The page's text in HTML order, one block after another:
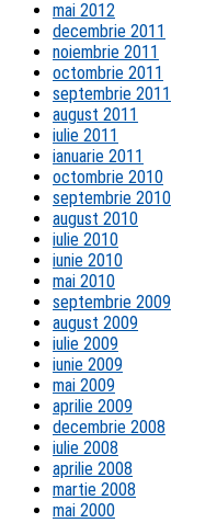
mai 2012
decembrie 2011
noiembrie 2011
octombrie 2011
septembrie 2011
august 2011
iulie 2011
ianuarie 2011
octombrie 2010
septembrie 2010
august 2010
iulie 2010
iunie 2010
mai 2010
septembrie 2009
august 2009
iulie 2009
iunie 2009
mai 2009
aprilie 2009
decembrie 2008
iulie 2008
aprilie 2008
martie 2008
mai 2000